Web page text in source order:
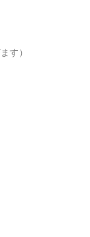
す）